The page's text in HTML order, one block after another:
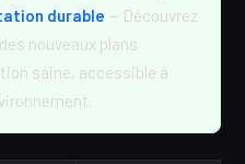
durable — Découvrez
nouveaux plans
saine, accessible à